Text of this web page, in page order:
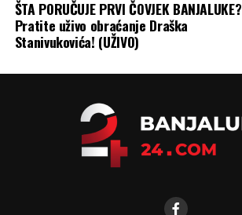
ŠTA PORUČUJE PRVI ČOVJEK BANJALUKE?
Pratite uživo obraćanje Draška
Stanivukovića! (UŽIVO)